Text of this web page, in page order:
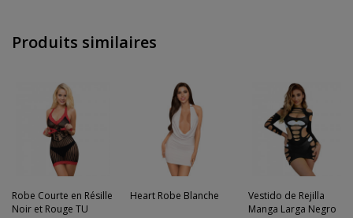
Produits similaires
Robe Courte en Résille
Noir et Rouge TU
Heart Robe Blanche
Vestido de Rejilla
Manga Larga Negro